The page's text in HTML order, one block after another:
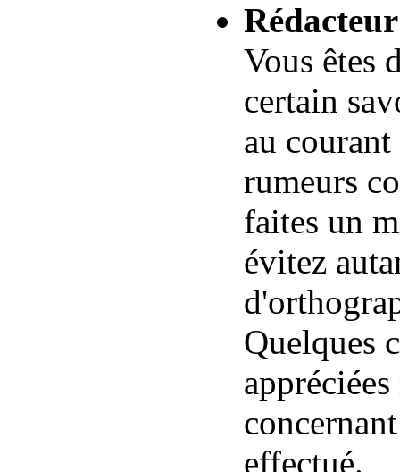
Rédacteur
Vous êtes
certain
au
rumeurs
faites un
évitez
Quelques
effectué.